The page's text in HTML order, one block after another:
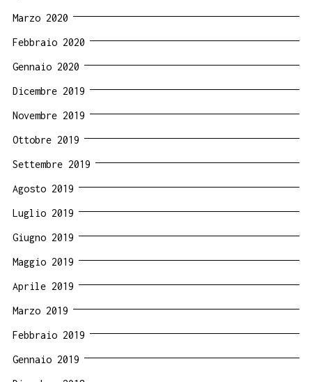
Marzo 2020
Febbraio 2020
Gennaio 2020
Dicembre 2019
Novembre 2019
Ottobre 2019
Settembre 2019
Agosto 2019
Luglio 2019
Giugno 2019
Maggio 2019
Aprile 2019
Marzo 2019
Febbraio 2019
Gennaio 2019